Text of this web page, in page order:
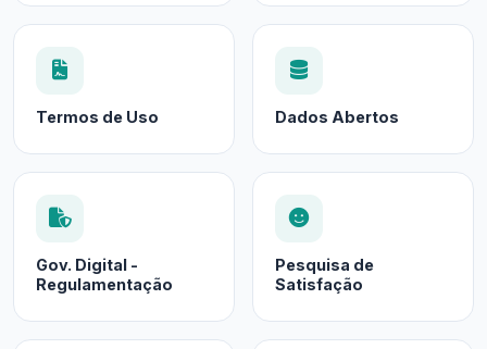
Termos de Uso Dados Abertos
Gov. Digital -
Regulamentação
Pesquisa de
Satisfação